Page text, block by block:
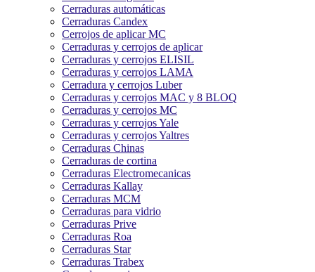
Cerraduras automáticas
Cerraduras Candex
Cerrojos de aplicar MC
Cerraduras y cerrojos de aplicar
Cerraduras y cerrojos ELISIL
Cerraduras y cerrojos LAMA
Cerradura y cerrojos Luber
Cerraduras y cerrojos MAC y 8 BLOQ
Cerraduras y cerrojos MC
Cerraduras y cerrojos Yale
Cerraduras y cerrojos Yaltres
Cerraduras Chinas
Cerraduras de cortina
Cerraduras Electromecanicas
Cerraduras Kallay
Cerraduras MCM
Cerraduras para vidrio
Cerraduras Prive
Cerraduras Roa
Cerraduras Star
Cerraduras Trabex